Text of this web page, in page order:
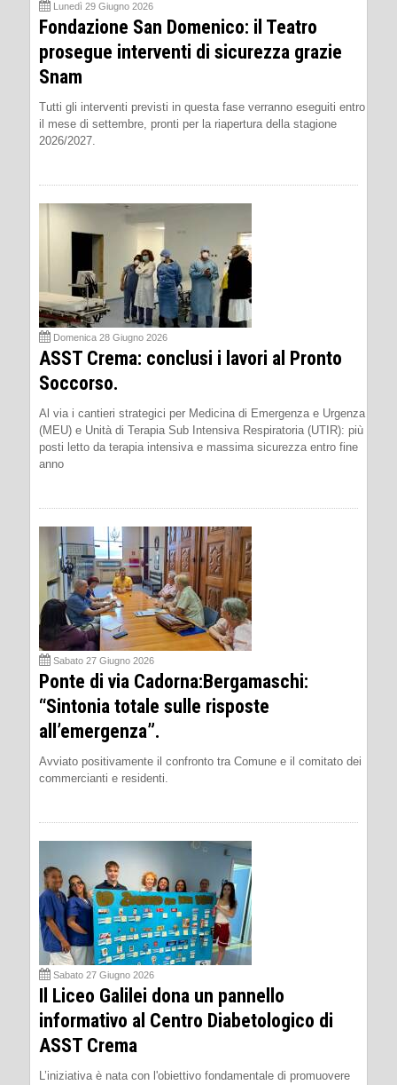
Lunedì 29 Giugno 2026
Fondazione San Domenico: il Teatro
prosegue interventi di sicurezza grazie
Snam
Tutti gli interventi previsti in questa fase verranno eseguiti entro
il mese di settembre, pronti per la riapertura della stagione
2026/2027.
Domenica 28 Giugno 2026
ASST Crema: conclusi i lavori al Pronto
Soccorso.
Al via i cantieri strategici per Medicina di Emergenza e Urgenza
(MEU) e Unità di Terapia Sub Intensiva Respiratoria (UTIR): più
posti letto da terapia intensiva e massima sicurezza entro fine
anno
Sabato 27 Giugno 2026
Ponte di via Cadorna:Bergamaschi:
“Sintonia totale sulle risposte
all’emergenza”.
Avviato positivamente il confronto tra Comune e il comitato dei
commercianti e residenti.
Sabato 27 Giugno 2026
Il Liceo Galilei dona un pannello
informativo al Centro Diabetologico di
ASST Crema
L’iniziativa è nata con l'obiettivo fondamentale di promuovere